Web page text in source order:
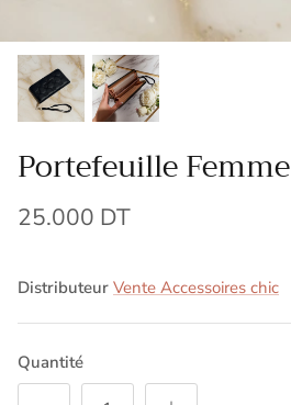
Portefeuille Femme
25.000 DT
Distributeur Vente Accessoires chic
Quantité